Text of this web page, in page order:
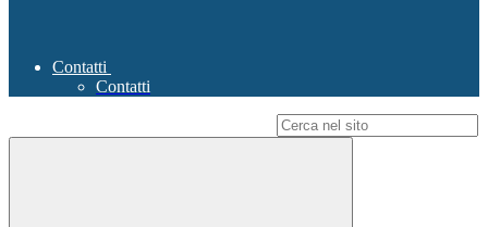
Contatti
Contatti